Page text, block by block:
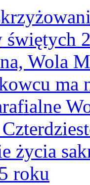
świętych
Wola
ma
życia
roku